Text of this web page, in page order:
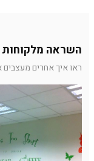
השראה מלקוחות
ראו איך אחרים